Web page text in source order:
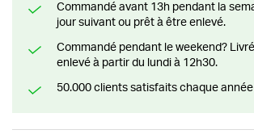
Commandé avant 13h pendant la semaine? Livré le
jour suivant ou prêt à être enlevé.
Commandé pendant le weekend? Livré ou prêt à être
enlevé à partir du lundi à 12h30.
50.000 clients satisfaits chaque année